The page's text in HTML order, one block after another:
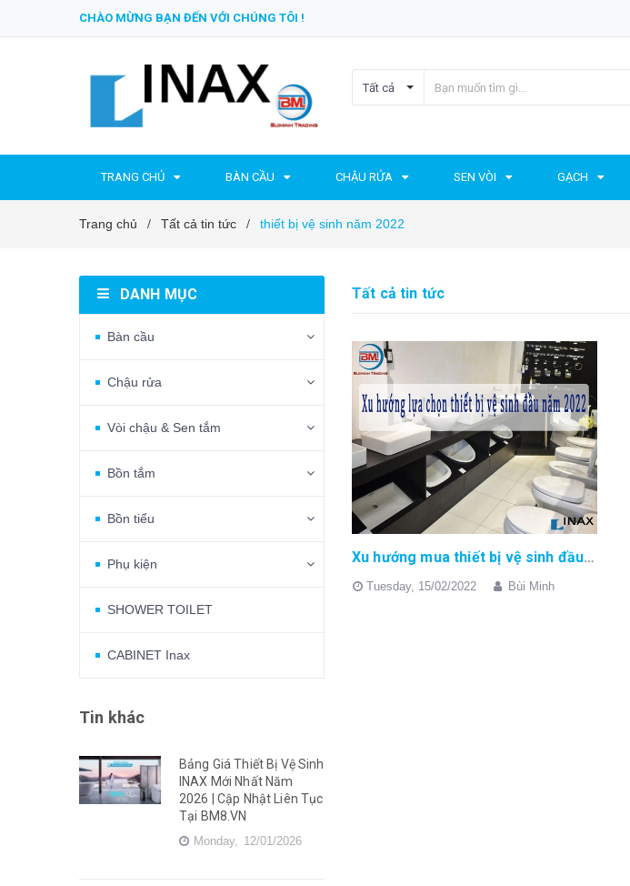
CHÀO MỪNG BẠN ĐẾN VỚI CHÚNG TÔI !
Tất cả
TRANG CHỦ BÀN CẦU CHẬU RỬA SEN VÒI GẠCH
Trang chủ / Tất cả tin tức / thiết bị vệ sinh năm 2022
Tất cả tin tức
Xu hướng mua thiết bị vệ sinh đầu năm 2022
Tuesday, 15/02/2022 Bùi Minh
DANH MỤC
Bàn cầu
Chậu rửa
Vòi chậu & Sen tắm
Bồn tắm
Bồn tiểu
Phụ kiện
SHOWER TOILET
CABINET Inax
Tin khác
Bảng Giá Thiết Bị Vệ Sinh
INAX Mới Nhất Năm
2026 | Cập Nhật Liên Tục
Tại BM8.VN
Monday, 12/01/2026